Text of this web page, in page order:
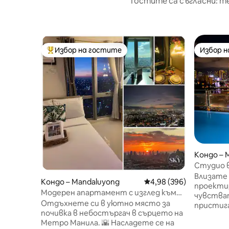
Най-популярен избор на гостите
Избор на гостите
Кондо – Mandaluyong Средна оценка: 4,98
4,98 (396)
Модерен апартамент с изглед към
силуета на града в Метро Манила
Отдъхнете си в уютно място за
почивка в небостъргач в сърцето на
Метро Манила. 🌇 Насладете се на
Избор
Избор
Кондо –
Студио
басейн